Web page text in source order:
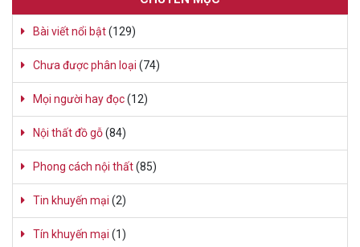
Bài viết nổi bật(129)
Chưa được phân loại (74)
Mọi người hay đọc(12)
Nội thất đồ gỗ(84)
Phong cách nội thất(85)
Tin khuyến mại (2)
Tín khuyến mại (1)